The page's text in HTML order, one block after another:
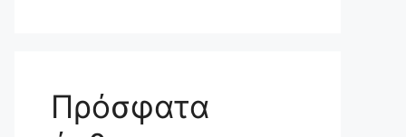
Πρόσφατα